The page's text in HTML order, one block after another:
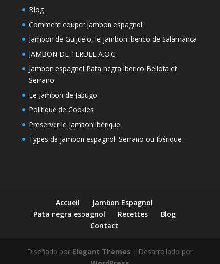
Blog
Comment couper jambon espagnol
Jambon de Guijuelo, le jambon iberico de Salamanca
JAMBON DE TERUEL A.O.C.
Jambon espagnol Pata negra iberico Bellota et
Serrano
Le Jambon de Jabugo
Politique de Cookies
Preserver le jambon ibérique
Types de jambon espagnol: Serrano ou Ibérique
Accueil
Jambon Espagnol
Pata negra espagnol
Recettes
Blog
Contact
Diseñado por Elegant Themes | Desarrollado por